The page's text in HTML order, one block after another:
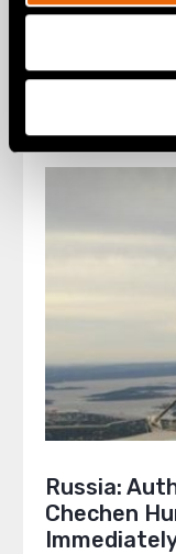
Human
Arson
Russia:
Chechen